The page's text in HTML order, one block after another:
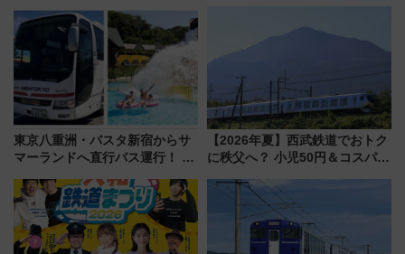
発売
東京八重洲・バスタ新宿からサ
マーランドへ直行バス運行！ お
推し活を楽しもう！（2026年
8/1～31）
【2026年夏】西武鉄道でおトク
に秩父へ？ 小児50円＆コスパ最
族旅行！ 深夜の正丸トンネル探
検や特急ラビューも